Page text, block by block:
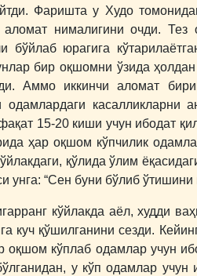
Фаришта у Худо
нималигини очди.
бўйлаб юрагига
бир оқшомни ўзида
Аммо иккинчи аломат
касалликларни
15-20 киши учун ибодат
ҳар оқшом кўпчилик
қўлида ўлим
“Сен буни бўлиб ўтишини
кўйлакда аёл, худди
қўшилганини сезди.
кўплаб одамлар учун
у кўп одамлар